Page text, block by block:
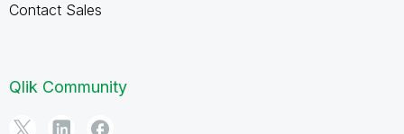
Contact Sales
Qlik Community